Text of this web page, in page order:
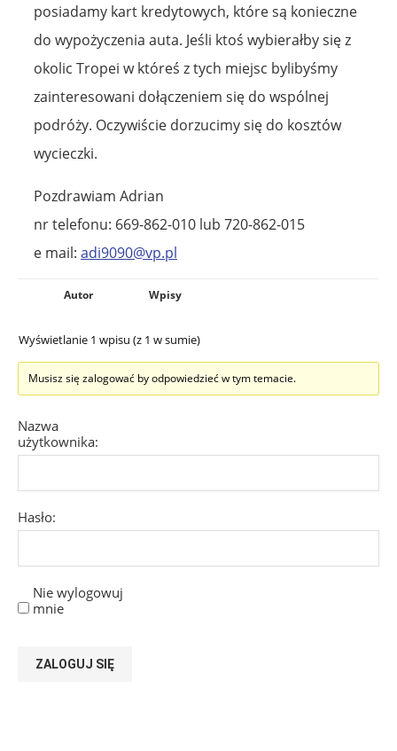
posiadamy kart kredytowych, które są konieczne
do wypożyczenia auta. Jeśli ktoś wybierałby się z
okolic Tropei w któreś z tych miejsc bylibyśmy
zainteresowani dołączeniem się do wspólnej
podróży. Oczywiście dorzucimy się do kosztów
wycieczki.
Pozdrawiam Adrian
nr telefonu: 669-862-010 lub 720-862-015
e mail: adi9090@vp.pl
Autor Wpisy
Wyświetlanie 1 wpisu (z 1 w sumie)
Musisz się zalogować by odpowiedzieć w tym temacie.
Nazwa
użytkownika:
Hasło:
Nie wylogowuj
mnie
ZALOGUJ SIĘ